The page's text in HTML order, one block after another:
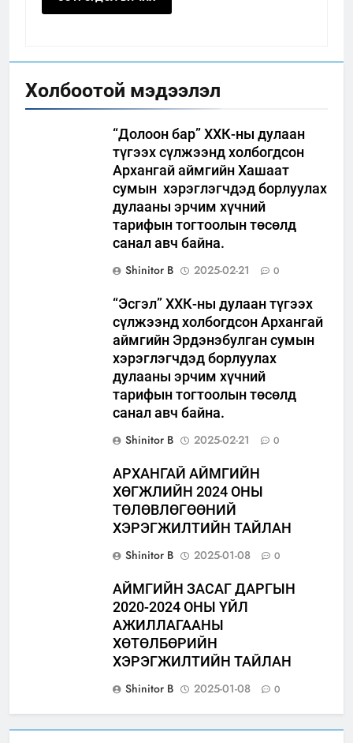
Холбоотой мэдээлэл
“Долоон бар” ХХК-ны дулаан
түгээх сүлжээнд холбогдсон
Архангай аймгийн Хашаат
сумын хэрэглэгчдэд борлуулах
дулааны эрчим хүчний
тарифын тогтоолын төсөлд
санал авч байна.
Shinitor B
2025-02-21 0
“Эсгэл” ХХК-ны дулаан түгээх
сүлжээнд холбогдсон Архангай
аймгийн Эрдэнэбулган сумын
хэрэглэгчдэд борлуулах
дулааны эрчим хүчний
тарифын тогтоолын төсөлд
санал авч байна.
Shinitor B
2025-02-21 0
АРХАНГАЙ АЙМГИЙН
ХӨГЖЛИЙН 2024 ОНЫ
ТӨЛӨВЛӨГӨӨНИЙ
ХЭРЭГЖИЛТИЙН ТАЙЛАН
Shinitor B
2025-01-08 0
АЙМГИЙН ЗАСАГ ДАРГЫН
2020-2024 ОНЫ ҮЙЛ
АЖИЛЛАГААНЫ
ХӨТӨЛБӨРИЙН
ХЭРЭГЖИЛТИЙН ТАЙЛАН
Shinitor B
2025-01-08 0